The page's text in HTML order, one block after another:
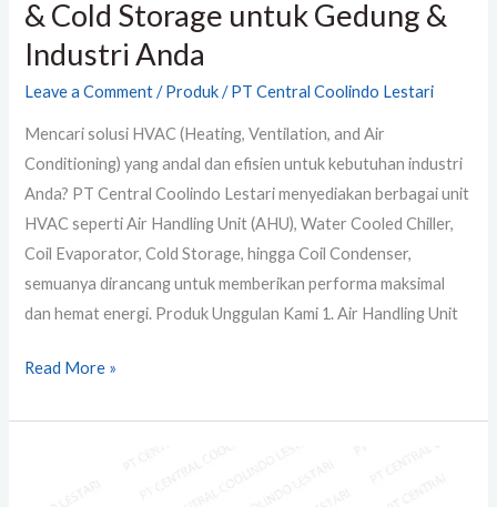
& Cold Storage untuk Gedung &
Industri Anda
Leave a Comment /Produk/PT Central Coolindo Lestari
Mencari solusi HVAC (Heating, Ventilation, and Air
Conditioning) yang andal dan efisien untuk kebutuhan industri
Anda? PT Central Coolindo Lestari menyediakan berbagai unit
HVAC seperti Air Handling Unit (AHU), Water Cooled Chiller,
Coil Evaporator, Cold Storage, hingga Coil Condenser,
semuanya dirancang untuk memberikan performa maksimal
dan hemat energi. Produk Unggulan Kami 1. Air Handling Unit
Anda
Read More »